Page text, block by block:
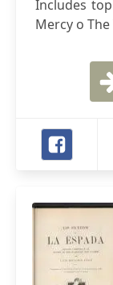
Includes
Mercy o The